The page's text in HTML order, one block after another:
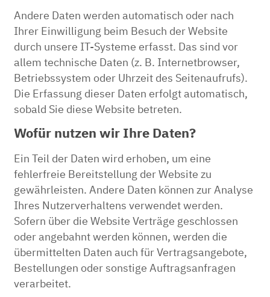
Andere Daten werden automatisch oder nach
Ihrer Einwilligung beim Besuch der Website
durch unsere IT-Systeme erfasst. Das sind vor
allem technische Daten (z. B. Internetbrowser,
Betriebssystem oder Uhrzeit des Seitenaufrufs).
Die Erfassung dieser Daten erfolgt automatisch,
sobald Sie diese Website betreten.
Wofür nutzen wir Ihre Daten?
Ein Teil der Daten wird erhoben, um eine
fehlerfreie Bereitstellung der Website zu
gewährleisten. Andere Daten können zur Analyse
Ihres Nutzerverhaltens verwendet werden.
Sofern über die Website Verträge geschlossen
oder angebahnt werden können, werden die
übermittelten Daten auch für Vertragsangebote,
Bestellungen oder sonstige Auftragsanfragen
verarbeitet.